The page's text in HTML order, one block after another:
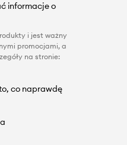
informacje o
i jest ważny
promocjami, a
na stronie:
co naprawdę